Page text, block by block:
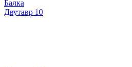
Балка
Двутавр 10